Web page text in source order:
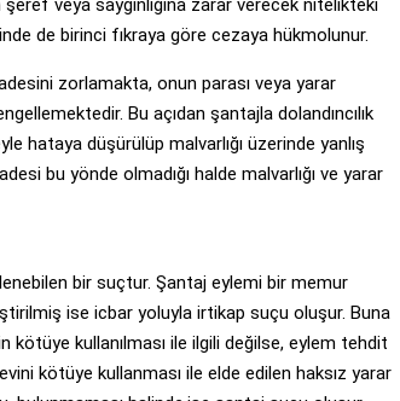
veya saygınlığına zarar verecek nitelikteki
de birinci fıkraya göre cezaya hükmolunur.
zorlamakta, onun parası veya yarar
Bu açıdan şantajla dolandıncılık
hataya düşürülüp malvarlığı üzerinde yanlış
bu yönde olmadığı halde malvarlığı ve yarar
bir suçtur. Şantaj eylemi bir memur
ise icbar yoluyla irtikap suçu oluşur. Buna
kullanılması ile ilgili değilse, eylem tehdit
kötüye kullanması ile elde edilen haksız yarar